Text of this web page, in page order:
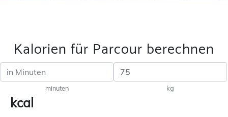
Kalorien für Parcour berechnen
minuten kg
kcal